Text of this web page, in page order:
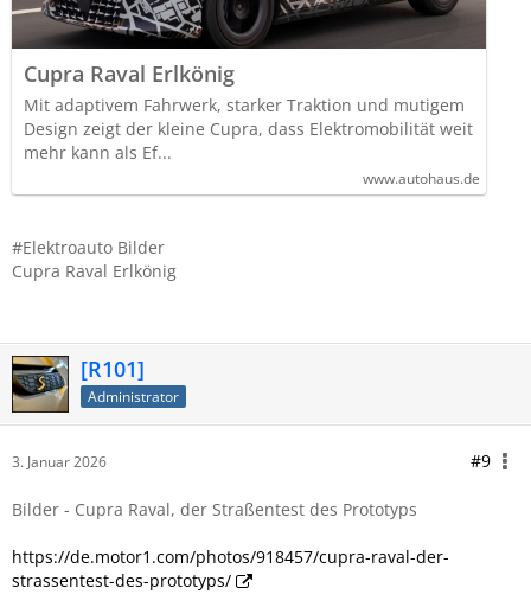
Cupra Raval Erlkönig
Mit adaptivem Fahrwerk, starker Traktion und mutigem
Design zeigt der kleine Cupra, dass Elektromobilität weit
mehr kann als Ef...
www.autohaus.de
#Elektroauto Bilder
Cupra Raval Erlkönig
[R101]
Administrator
3. Januar 2026 #9
Bilder - Cupra Raval, der Straßentest des Prototyps
https://de.motor1.com/photos/918457/cupra-raval-der-
strassentest-des-prototyps/